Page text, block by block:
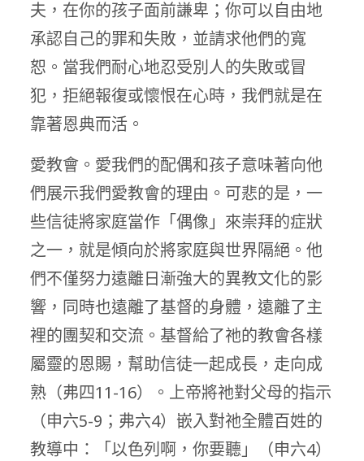
夫，在你的孩子面前謙卑；你可以自由地
承認自己的罪和失敗，並請求他們的寬
恕。當我們耐心地忍受別人的失敗或冒
犯，拒絕報復或懷恨在心時，我們就是在
靠著恩典而活。
愛教會。愛我們的配偶和孩子意味著向他
們展示我們愛教會的理由。可悲的是，一
些信徒將家庭當作「偶像」來崇拜的症狀
之一，就是傾向於將家庭與世界隔絕。他
們不僅努力遠離日漸強大的異教文化的影
響，同時也遠離了基督的身體，遠離了主
裡的團契和交流。基督給了祂的教會各樣
屬靈的恩賜，幫助信徒一起成長，走向成
熟（弗四11-16）。上帝將祂對父母的指示
（申六5-9；弗六4）嵌入對祂全體百姓的
教導中：「以色列啊，你要聽」（申六4）